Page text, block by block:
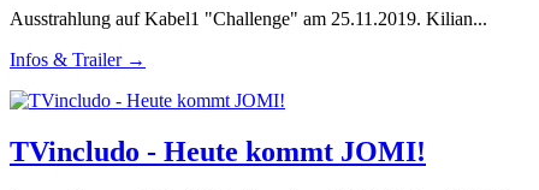
Ausstrahlung auf Kabel1 "Challenge" am 25.11.2019. Kilian...
Infos & Trailer →
TVincludo - Heute kommt JOMI!